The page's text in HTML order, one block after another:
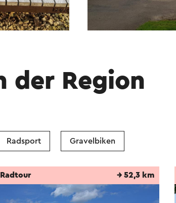
der Region
Radsport Gravelbiken
Radtour → 52,3 km